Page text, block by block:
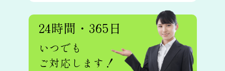
24時間・365日
いつでも
ご対応します！